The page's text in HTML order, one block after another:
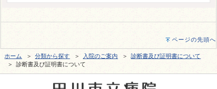
ページの先頭へ
ホーム ＞分類から探す ＞ 入院のご案内 ＞診断書及び証明書について
＞ 診断書及び証明書について